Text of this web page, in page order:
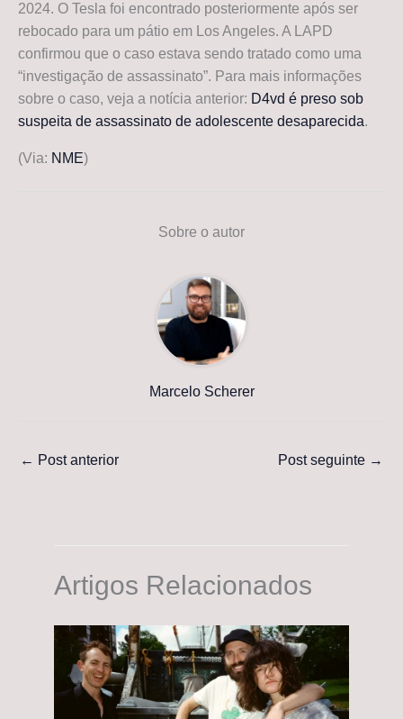
2024. O Tesla foi encontrado posteriormente após ser
rebocado para um pátio em Los Angeles. A LAPD
confirmou que o caso estava sendo tratado como uma
“investigação de assassinato”. Para mais informações
sobre o caso, veja a notícia anterior: D4vd é preso sob
suspeita de assassinato de adolescente desaparecida.
(Via: NME)
Sobre o autor
Marcelo Scherer
← Post anterior Post seguinte →
Artigos Relacionados